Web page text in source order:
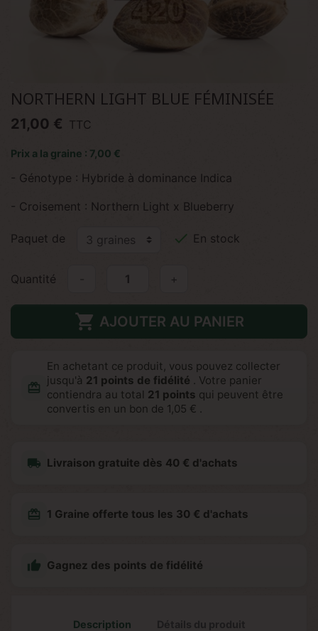
NORTHERN LIGHT BLUE FÉMINISÉE
21,00 € TTC
Prix a la graine : 7,00 €
- Génotype : Hybride à dominance Indica
- Croisement : Northern Light x Blueberry
Paquet de  En stock
Quantité +
 AJOUTER AU PANIER
redeem
En achetant ce produit, vous pouvez collecter
jusqu'à 21 points de fidélité . Votre panier
contiendra au total 21 points qui peuvent être
convertis en un bon de 1,05 € .
local_shipping Livraison gratuite dès 40 € d'achats
redeem 1 Graine offerte tous les 30 € d'achats
 Gagnez des points de fidélité
Description